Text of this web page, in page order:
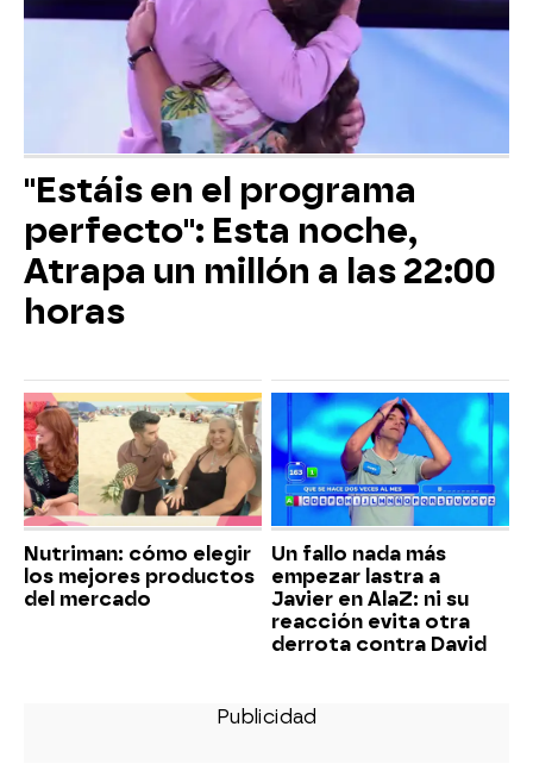
"Estáis en el programa
perfecto": Esta noche,
Atrapa un millón a las 22:00
horas
Nutriman: cómo elegir
los mejores productos
del mercado
Un fallo nada más
empezar lastra a
Javier en AlaZ: ni su
reacción evita otra
derrota contra David